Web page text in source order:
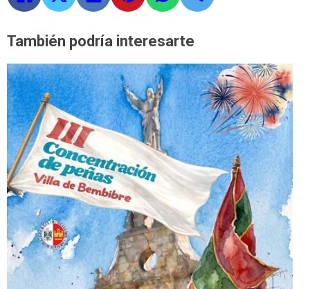
También podría interesarte